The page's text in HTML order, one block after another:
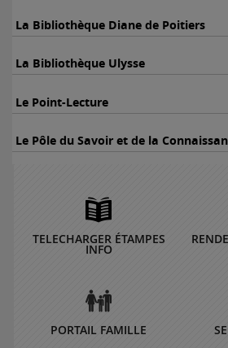
La Bibliothèque Diane de Poitiers
La Bibliothèque Ulysse
Le Point-Lecture
Le Pôle du Savoir et de la
TELECHARGER ÉTAMPES
INFO
PORTAIL FAMILLE